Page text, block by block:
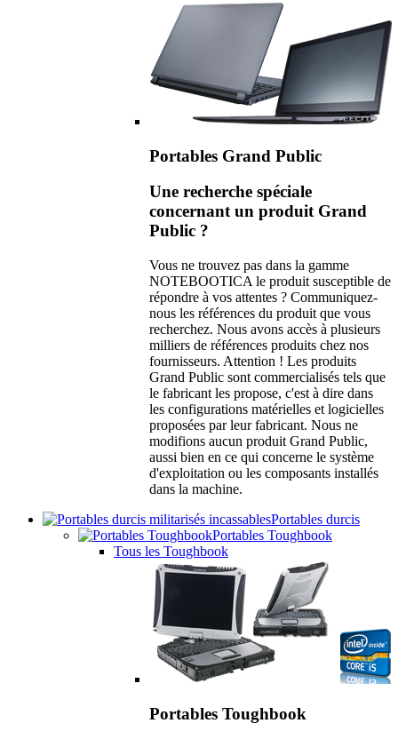
Portables Grand Public
Une recherche spéciale
concernant un produit Grand
Public ?
Vous ne trouvez pas dans la gamme
NOTEBOOTICA le produit susceptible de
répondre à vos attentes ? Communiquez-
nous les références du produit que vous
recherchez. Nous avons accès à plusieurs
milliers de références produits chez nos
fournisseurs. Attention ! Les produits
Grand Public sont commercialisés tels que
le fabricant les propose, c'est à dire dans
les configurations matérielles et logicielles
proposées par leur fabricant. Nous ne
modifions aucun produit Grand Public,
aussi bien en ce qui concerne le système
d'exploitation ou les composants installés
dans la machine.
Portables durcis
Portables Toughbook
Tous les Toughbook
Portables Toughbook